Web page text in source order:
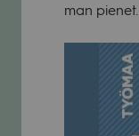
man pie­net.